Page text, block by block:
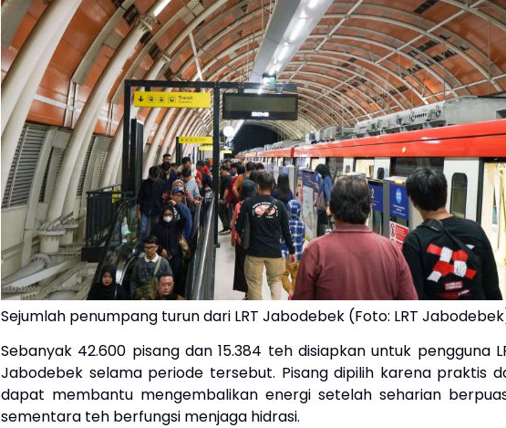
Sejumlah penumpang turun dari LRT Jabodebek (Foto: LRT
Sebanyak 42.600 pisang dan 15.384 teh disiapkan untuk pengguna
Jabodebek selama periode tersebut. Pisang dipilih karena praktis
dapat membantu mengembalikan energi setelah seharian
sementara teh berfungsi menjaga hidrasi.